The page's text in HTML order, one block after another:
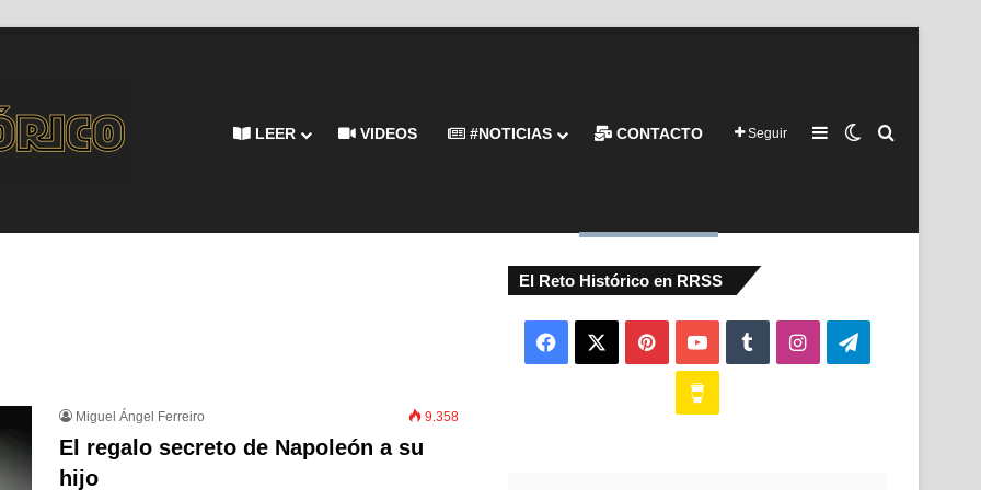
LEER VIDEOS #NOTICIAS CONTACTO Seguir Barra lateral
Switch skin
Miguel Ángel Ferreiro 9.358
El regalo secreto de Napoleón a su
hijo
El Reto Histórico en RRSS
Facebook PinterestYouTubeTumblrInstagramTelegram